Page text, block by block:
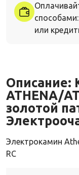
или
Описание:
ATHENA/
золотой
Электрокамин
RC